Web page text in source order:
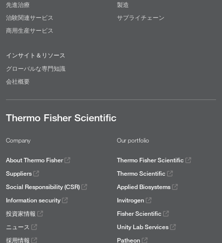
先進治療
治験関連サービス
商用生産サービス
製造
サプライチェーン
インサイト＆リソース
グローバルな専門知識
会社概要
Thermo Fisher Scientific
Company
About Thermo Fisher
Suppliers
Social Responsibility (CSR)
Information security
投資家情報
ニュース
採用情報
Our portfolio
Thermo Fisher Scientific
Thermo Scientific
Applied Biosystems
Invitrogen
Fisher Scientific
Unity Lab Services
Patheon